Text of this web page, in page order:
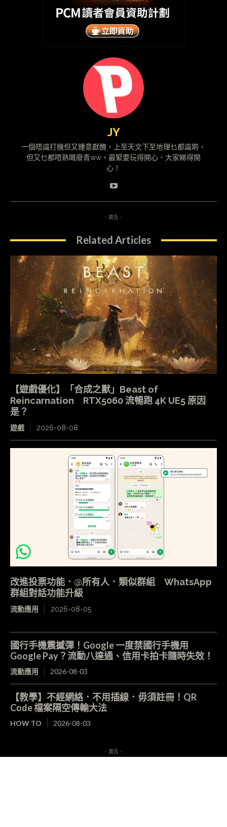
JY
一個唔識打機但又鍾意獻醜，上至天文下至地理乜都識啲，
但又乜都唔熟嘅廢青ww，最緊要玩得開心、大家睇得開
心！
- 廣告 -
Related Articles
【遊戲優化】「合成之獸」Beast of
Reincarnation RTX5060 流暢跑 4K UE5 原因
是？
遊戲 2026-08-08
改進投票功能．@所有人．類似群組 WhatsApp
群組對話功能升級
流動應用 2026-08-05
國行手機震撼彈！Google 一度禁國行手機用
Google Pay？流動八達通、信用卡拍卡隨時失效！
流動應用 2026-08-03
【教學】不經網絡．不用插線．毋須註冊！QR
Code 檔案隔空傳輸大法
HOW TO 2026-08-03
- 廣告 -